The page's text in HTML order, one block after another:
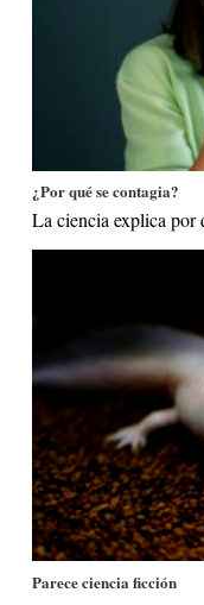
¿Por qué se contagia?
La ciencia explica por
Parece ciencia ficción